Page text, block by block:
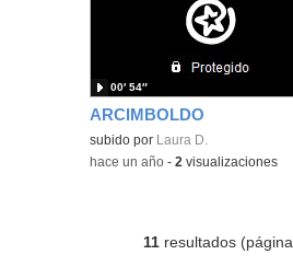
ARCIMBOLDO
Contenido educativo.
subido por Laura D.
00′ 54″
-hace un año -2 visualizaciones
11resultados (página